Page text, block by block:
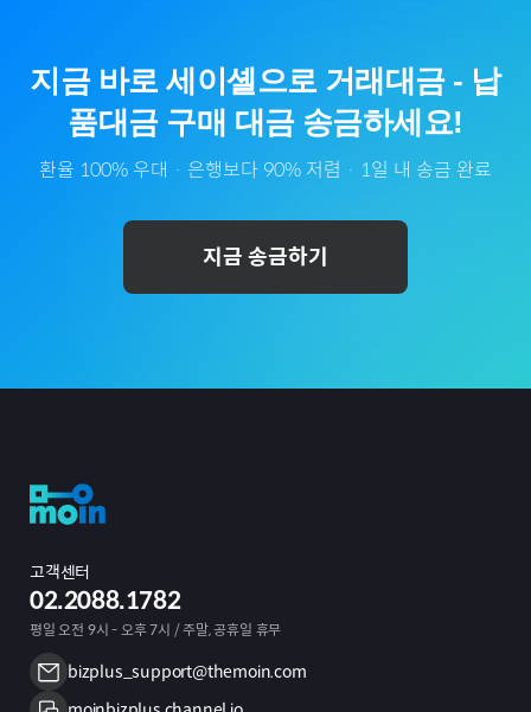
지금 바로세이셸으로 거래대금- 납
품대금구매 대금 송금하세요!
환율 100% 우대 · 은행보다 90% 저렴 · 1일 내 송금 완료
지금 송금하기
고객센터
02.2088.1782
평일 오전 9시 - 오후 7시 / 주말, 공휴일 휴무
bizplus_support@themoin.com